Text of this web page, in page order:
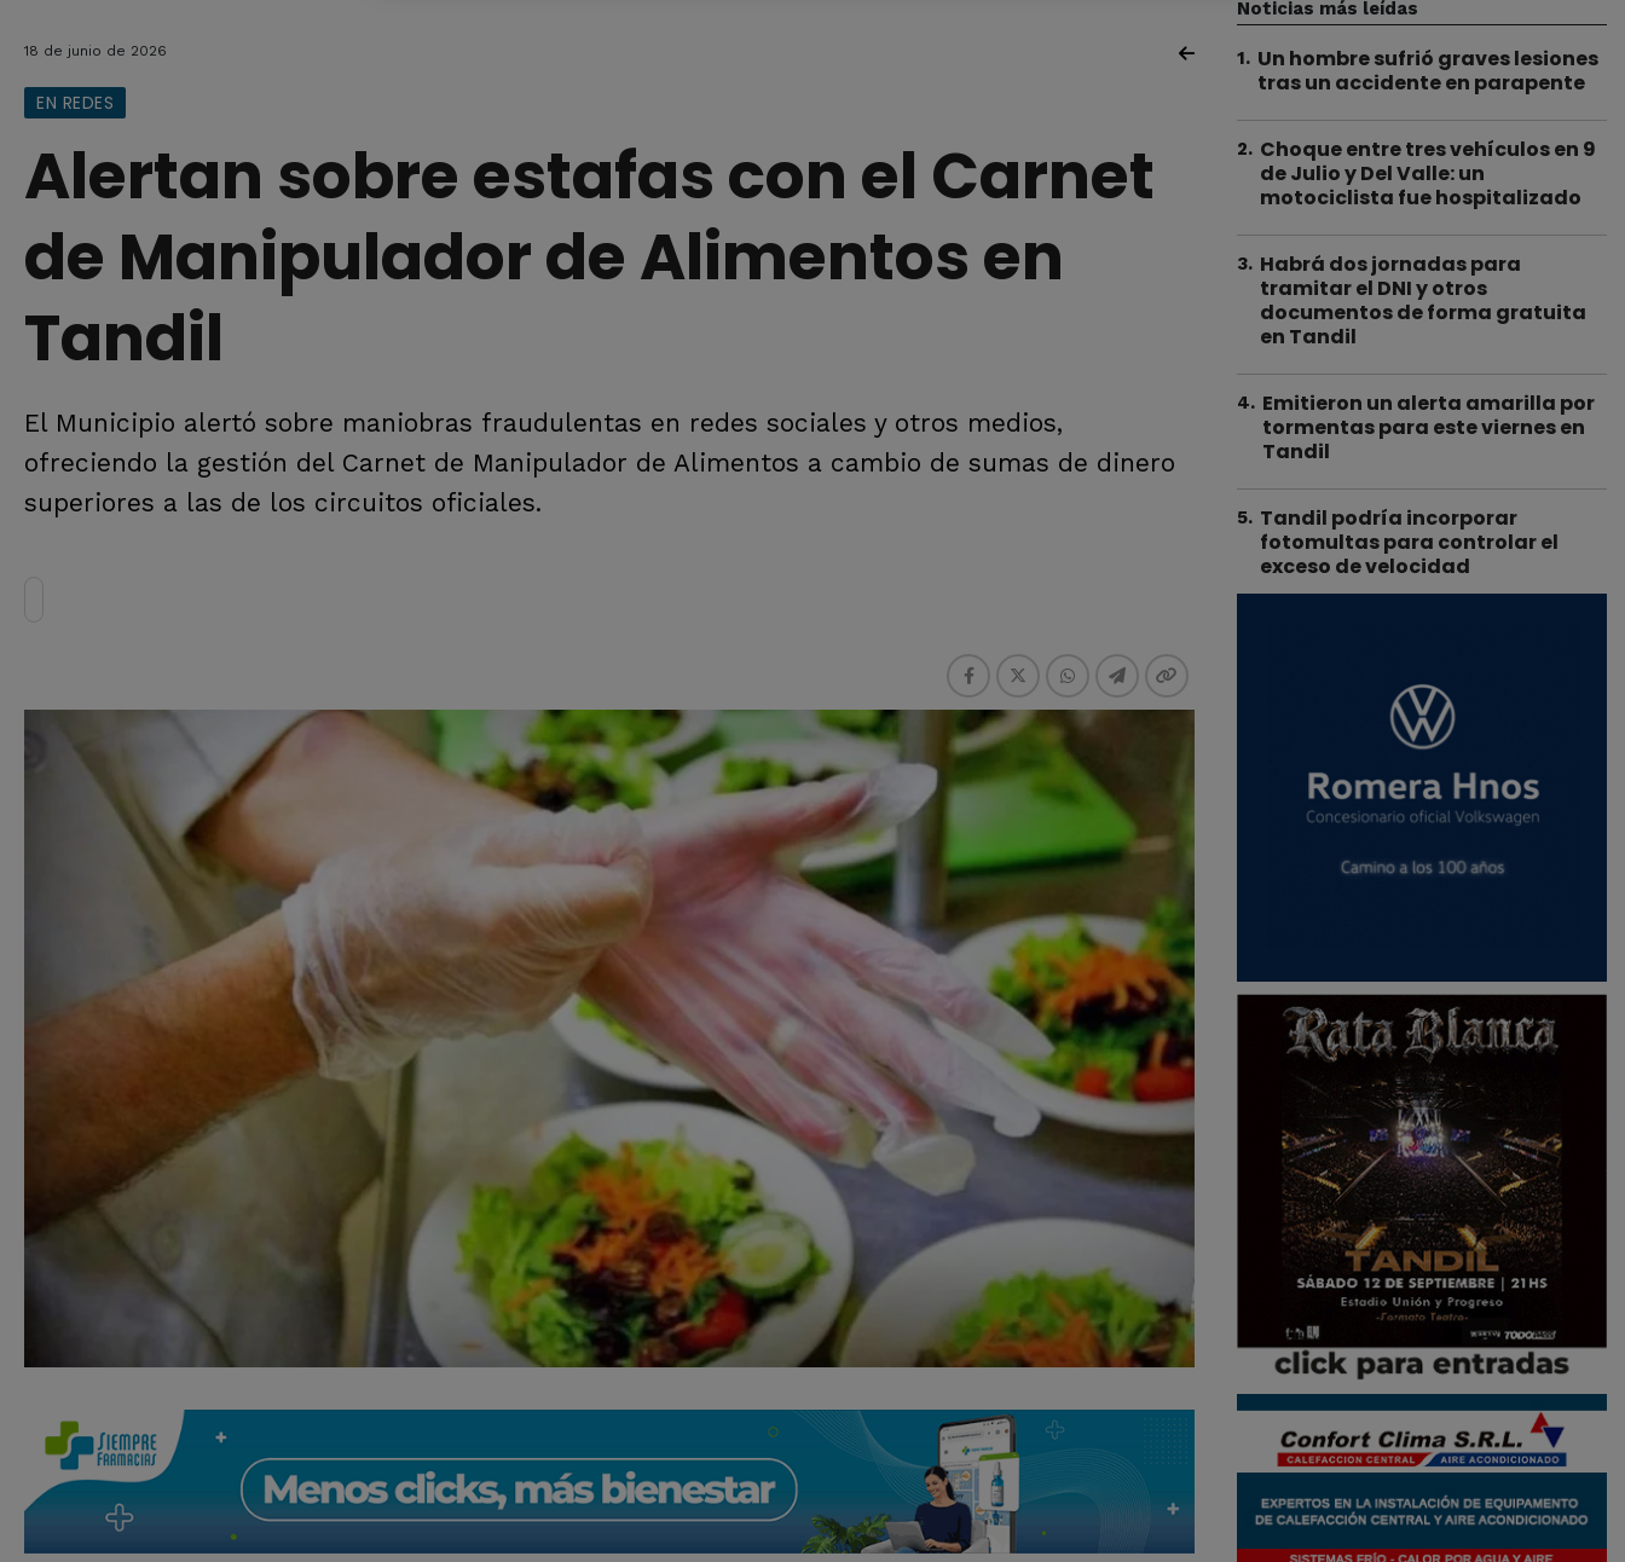
18 de junio de 2026
EN REDES
Alertan sobre estafas con el Carnet
de Manipulador de Alimentos en
Tandil
El Municipio alertó sobre maniobras fraudulentas en redes sociales y otros medios,
ofreciendo la gestión del Carnet de Manipulador de Alimentos a cambio de sumas de dinero
superiores a las de los circuitos oficiales.
Noticias más leídas
1. Un hombre sufrió graves lesiones
tras un accidente en parapente
2. Choque entre tres vehículos en 9
de Julio y Del Valle: un
motociclista fue hospitalizado
3. Habrá dos jornadas para
tramitar el DNI y otros
documentos de forma gratuita
en Tandil
4. Emitieron un alerta amarilla por
tormentas para este viernes en
Tandil
5. Tandil podría incorporar
fotomultas para controlar el
exceso de velocidad